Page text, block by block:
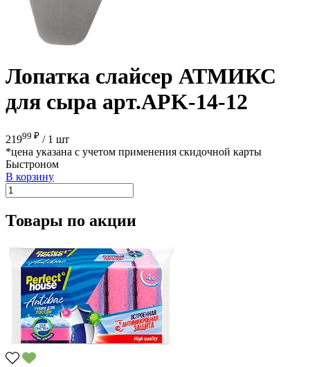
Лопатка слайсер АТМИКС
для сыра арт.APK-14-12
21999 ₽ / 1 шт
*цена указана с учетом применения скидочной карты
Быстроном
В корзину
Товары по акции